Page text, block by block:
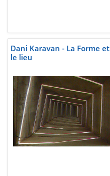
Dani Karavan - La Forme et
le lieu